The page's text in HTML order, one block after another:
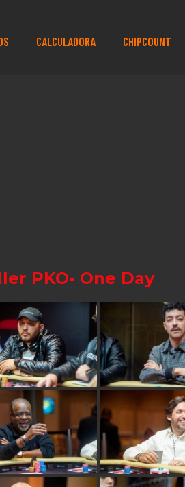
CALCULADORA CHIPCOUNT
PKO- One Day